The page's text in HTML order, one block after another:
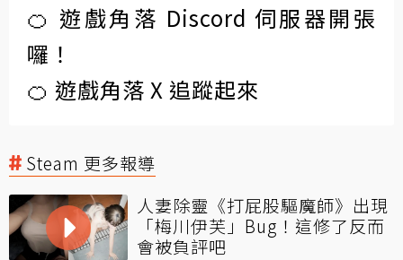
🍊 遊戲角落 Discord 伺服器開張
囉！
🍊 遊戲角落 X 追蹤起來
Steam 更多報導
人妻除靈《打屁股驅魔師》出現
「梅川伊芙」Bug！這修了反而
會被負評吧